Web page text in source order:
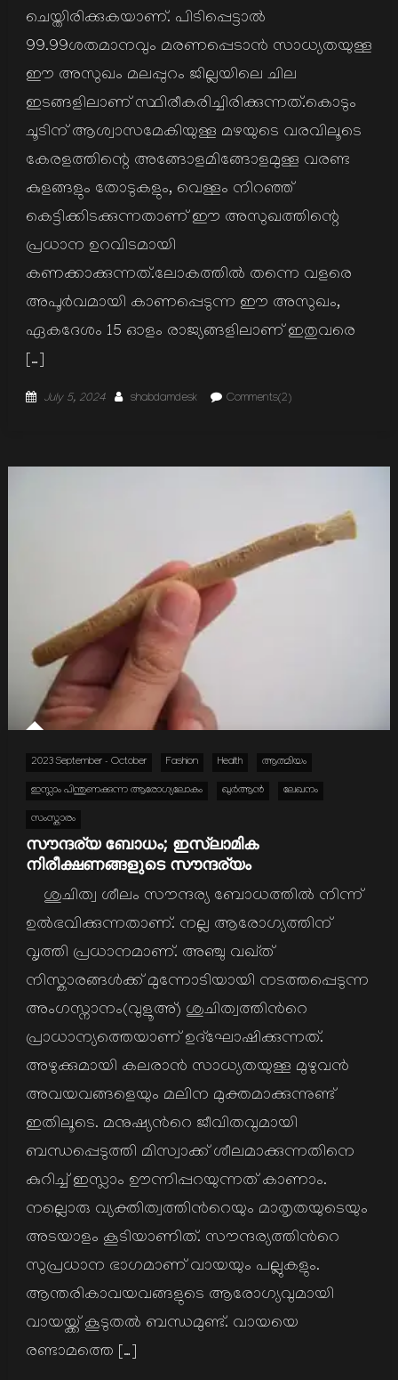
ചെയ്തിരിക്കുകയാണ്. പിടിപ്പെട്ടാൽ
99.99ശതമാനവും മരണപ്പെടാൻ സാധ്യതയുള്ള
ഈ അസുഖം മലപ്പുറം ജില്ലയിലെ ചില
ഇടങ്ങളിലാണ് സ്ഥിരീകരിച്ചിരിക്കുന്നത്.കൊടും
ചൂടിന് ആശ്വാസമേകിയുള്ള മഴയുടെ വരവിലൂടെ
കേരളത്തിന്റെ അങ്ങോളമിങ്ങോളമുള്ള വരണ്ട
കുളങ്ങളും തോടുകളും, വെള്ളം നിറഞ്ഞ്
കെട്ടിക്കിടക്കുന്നതാണ് ഈ അസുഖത്തിന്റെ
പ്രധാന ഉറവിടമായി
കണക്കാക്കുന്നത്.ലോകത്തിൽ തന്നെ വളരെ
അപൂർവമായി കാണപ്പെടുന്ന ഈ അസുഖം,
ഏകദേശം 15 ഓളം രാജ്യങ്ങളിലാണ് ഇതുവരെ
[…]
Posted
July 5, 2024 Author
shabdamdesk Comments(2)
2023 September - October Fashion Health ആത്മിയം
ഇസ്ലാം പിന്തുണക്കുന്ന ആരോഗ്യലോകം ഖുര്‍ആന്‍ ലേഖനം
സംസ്കാരം
സൗന്ദര്യ ബോധം; ഇസ്ലാമിക
നിരീക്ഷണങ്ങളുടെ സൗന്ദര്യം
ശുചിത്വ ശീലം സൗന്ദര്യ ബോധത്തില്‍ നിന്ന്
ഉല്‍ഭവിക്കുന്നതാണ്. നല്ല ആരോഗ്യത്തിന്
വൃത്തി പ്രധാനമാണ്. അഞ്ചു വഖ്ത്
നിസ്കാരങ്ങള്‍ക്ക് മുന്നോടിയായി നടത്തപ്പെടുന്ന
അംഗസ്നാനം(വുളൂഅ്) ശുചിത്വത്തിന്‍റെ
പ്രാധാന്യത്തെയാണ് ഉദ്ഘോഷിക്കുന്നത്.
അഴുക്കുമായി കലരാന്‍ സാധ്യതയുള്ള മുഴുവന്‍
അവയവങ്ങളെയും മലിന മുക്തമാക്കുന്നുണ്ട്
ഇതിലൂടെ. മനുഷ്യന്‍റെ ജീവിതവുമായി
ബന്ധപ്പെടുത്തി മിസ്വാക്ക് ശീലമാക്കുന്നതിനെ
കുറിച്ച് ഇസ്ലാം ഊന്നിപ്പറയുന്നത് കാണാം.
നല്ലൊരു വ്യക്തിത്വത്തിന്‍റെയും മാതൃതയുടെയും
അടയാളം കൂടിയാണിത്. സൗന്ദര്യത്തിന്‍റെ
സുപ്രധാന ഭാഗമാണ് വായയും പല്ലുകളും.
ആന്തരികാവയവങ്ങളുടെ ആരോഗ്യവുമായി
വായയ്ക്ക് കൂടുതല്‍ ബന്ധമുണ്ട്. വായയെ
രണ്ടാമത്തെ […]